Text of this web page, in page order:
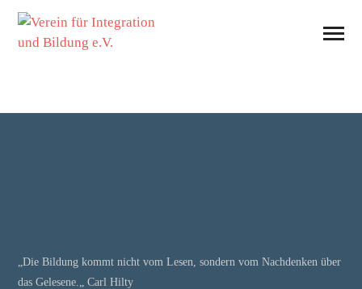
„Die Bildung kommt nicht vom Lesen, sondern vom Nachdenken über
das Gelesene.„ Carl Hilty